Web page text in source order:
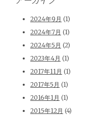
2024年9月 (1)
2024年7月 (1)
2024年5月 (2)
2023年4月 (1)
2017年11月 (1)
2017年5月 (1)
2016年1月 (1)
2015年12月 (4)